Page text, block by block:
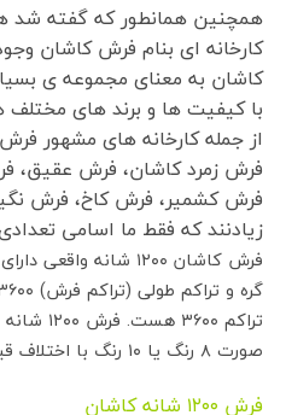
همچنین همانطور که گفته شد
کارخانه ای بنام فرش کاشان
کاشان به معنای مجموعه ی
با کیفیت ها و برند های
از جمله کارخانه های مشهور
فرش زمرد کاشان، فرش عقیق،
فرش کشمیر، فرش کاخ، فرش
زیادنند که فقط ما اسامی
تراکم
صورت ۸ رنگ یا ۱۰ رنگ با اختلاف قیمت جزئی عرضه می‌شوند.
فرش ١٢٠٠ شانه کاشان